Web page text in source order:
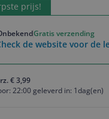
prijs!
Gratis verzending
de website voor de
€ 3,99
22:00 geleverd in: 1dag(en)